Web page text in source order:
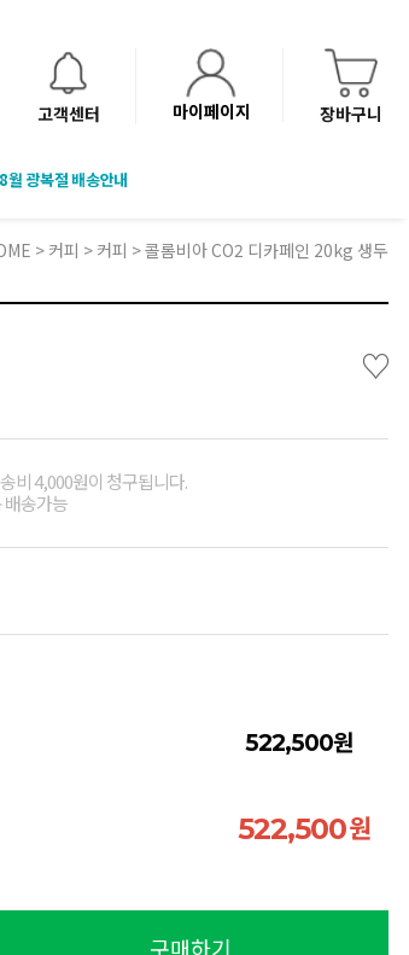
고객센터 마이페이지 장바구니
8월 광복절 배송안내
> 커피 > 커피 > 콜롬비아 CO2 디카페인 20kg 생두
♡
비 4,000원이 청구됩니다.
배송가능
522,500원
522,500원
구매하기